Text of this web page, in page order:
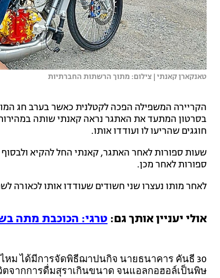
טאנקארן קאנתי | צילום: מתוך הרשתות החברתיות
הקריירה המשפילה הפכה לקטלנית כאשר בערב חג
בסרטון המתעד את האתגר נראה קאנתי שותה
חוגגים שהריעו לו ועודדו אותו.
שעות ספורות לאחר האתגר, קאנתי החל להקיא
ספורות לאחר מכן.
לאחר מותו נעצרו שני חשודים שעודדו אותו לכאורה
אולי יעניין אותך גם: טרגי: הכוכבת מתה
ไหม ได้มีการจัดพิธีฌาปนกิจ นายธนาคาร คันธี
ตจากการดื่มสุราเกินขนาด จนแอลกอฮอล์เป็นพิษ